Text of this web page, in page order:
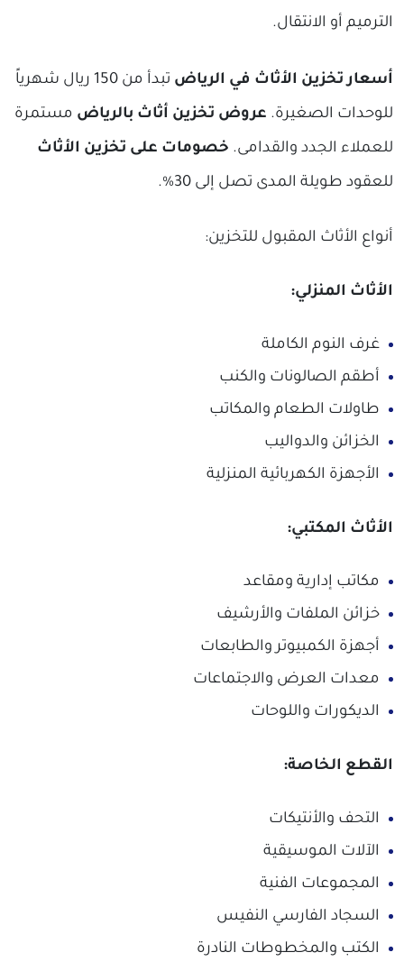
الترميم أو الانتقال.
أسعار تخزين الأثاث في الرياض
تبدأ من 150 ريال شهرياً
للوحدات الصغيرة. عروض تخزين أثاث بالرياض مستمرة
للعملاء الجدد والقدامى. خصومات على تخزين الأثاث
للعقود طويلة المدى تصل إلى 30%.
أنواع الأثاث المقبول للتخزين:
الأثاث المنزلي:
غرف النوم الكاملة
أطقم الصالونات والكنب
طاولات الطعام والمكاتب
الخزائن والدواليب
الأجهزة الكهربائية المنزلية
الأثاث المكتبي:
مكاتب إدارية ومقاعد
خزائن الملفات والأرشيف
أجهزة الكمبيوتر والطابعات
معدات العرض والاجتماعات
الديكورات واللوحات
القطع الخاصة:
التحف والأنتيكات
الآلات الموسيقية
المجموعات الفنية
السجاد الفارسي النفيس
الكتب والمخطوطات النادرة